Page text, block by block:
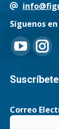
Síguenos en
Encuéntranos
YouTube
page
in
page
in
Correo